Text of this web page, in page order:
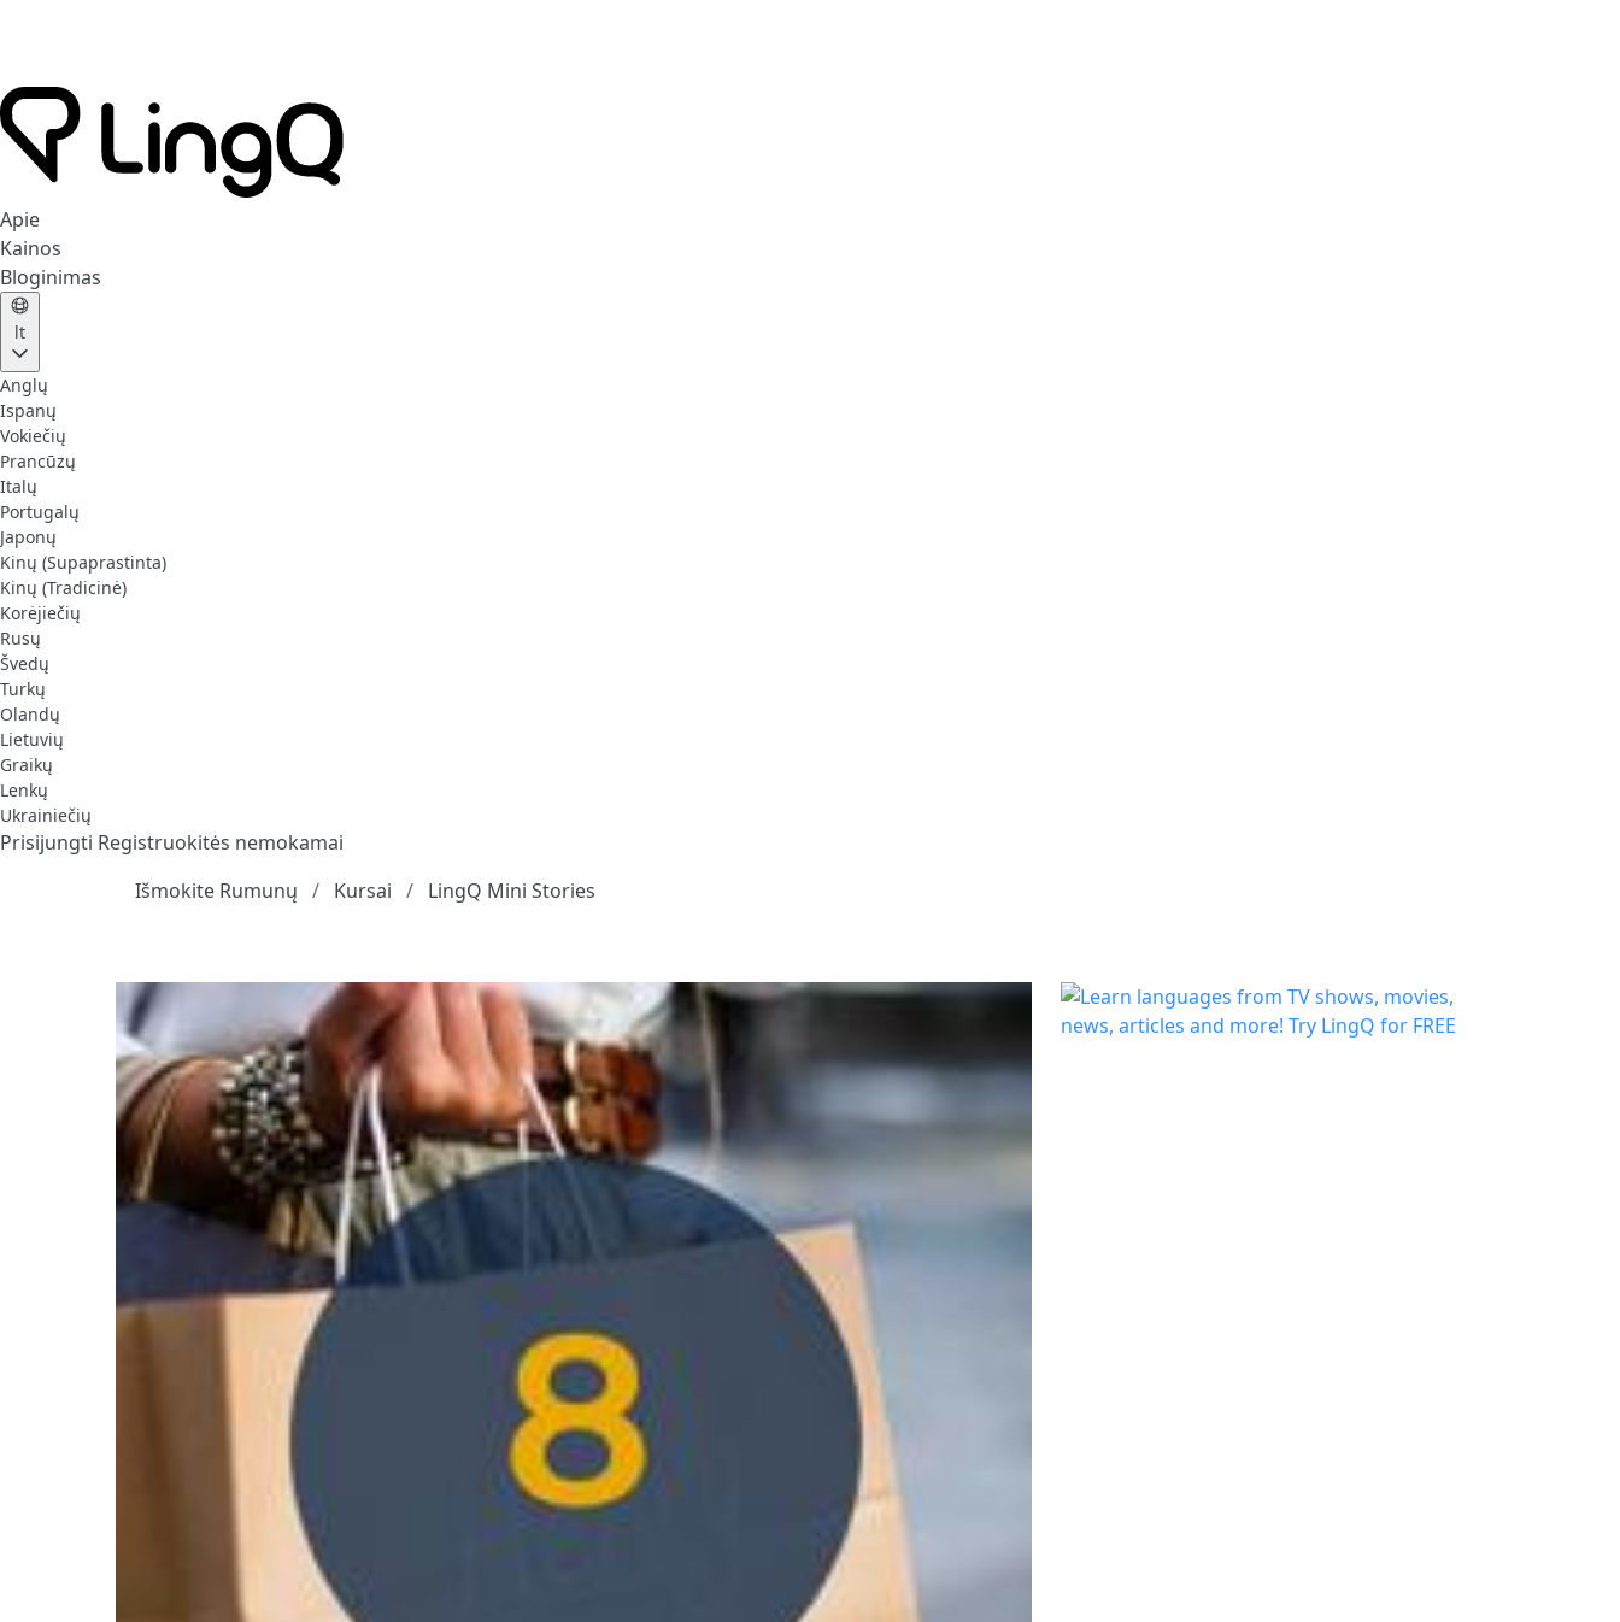
Apie
Kainos
Bloginimas
lt
Anglų
Ispanų
Vokiečių
Prancūzų
Italų
Portugalų
Japonų
Kinų (Supaprastinta)
Kinų (Tradicinė)
Korėjiečių
Rusų
Švedų
Turkų
Olandų
Lietuvių
Graikų
Lenkų
Ukrainiečių
Prisijungti Registruokitės nemokamai
Išmokite Rumunų
Kursai LingQ Mini Stories